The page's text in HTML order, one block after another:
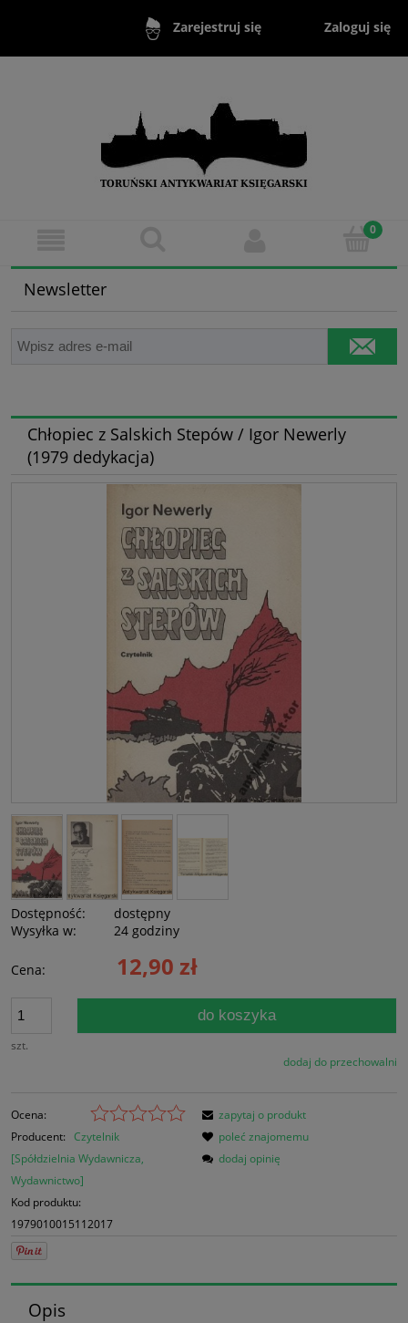
Zarejestruj się Zaloguj się
Newsletter
Chłopiec z Salskich Stepów / Igor Newerly
(1979 dedykacja)
Dostępność:
dostępny
Wysyłka w:
24 godziny
Cena: 12,90 zł
szt.
do koszyka
dodaj do przechowalni
Ocena:
Producent: Czytelnik
[Spółdzielnia Wydawnicza,
Wydawnictwo]
Kod produktu:
1979010015112017
zapytaj o produkt
poleć znajomemu
dodaj opinię
Opis